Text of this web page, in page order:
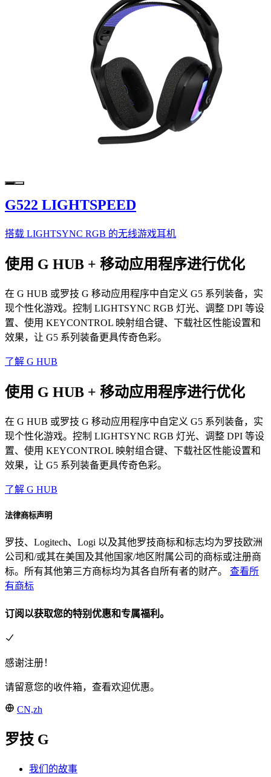
G522 LIGHTSPEED
搭载 LIGHTSYNC RGB 的无线游戏耳机
使用 G HUB + 移动应用程序进行优化
在 G HUB 或罗技 G 移动应用程序中自定义 G5 系列装备，实
现个性化游戏。控制 LIGHTSYNC RGB 灯光、调整 DPI 等设
置、使用 KEYCONTROL 映射组合键、下载社区性能设置和
效果，让 G5 系列装备更具传奇色彩。
了解 G HUB
使用 G HUB + 移动应用程序进行优化
在 G HUB 或罗技 G 移动应用程序中自定义 G5 系列装备，实
现个性化游戏。控制 LIGHTSYNC RGB 灯光、调整 DPI 等设
置、使用 KEYCONTROL 映射组合键、下载社区性能设置和
效果，让 G5 系列装备更具传奇色彩。
了解 G HUB
法律商标声明
罗技、Logitech、Logi 以及其他罗技商标和标志均为罗技欧洲
公司和/或其在美国及其他国家/地区附属公司的商标或注册商
标。所有其他第三方商标均为其各自所有者的财产。 查看所
有商标
订阅以获取您的特别优惠和专属福利。
感谢注册！
请留意您的收件箱，查看欢迎优惠。
CN,zh
罗技 G
我们的故事